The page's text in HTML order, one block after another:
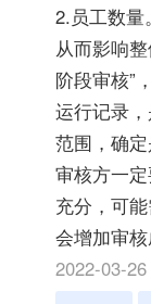
2.员工数量
从而影响
阶段审核”
运行记录
范围，确
审核方一
充分，可
会增加审核
2022-03-